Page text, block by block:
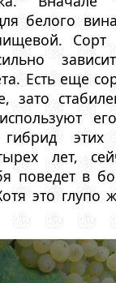
белого
Сорт
Есть еще
зато
этих
лет,
поведет в
это